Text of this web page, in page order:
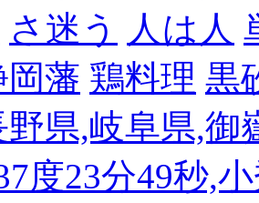
さ迷う 人は人
岡藩 鶏料理 黒
県,岐阜県,御
度23分49秒,